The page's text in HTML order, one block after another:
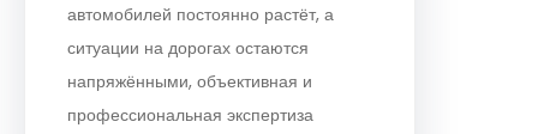
автомобилей постоянно растёт, а
ситуации на дорогах остаются
напряжёнными, объективная и
профессиональная экспертиза